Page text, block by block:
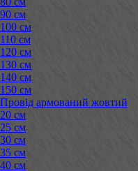
90 см
100 см
110 см
120 см
130 см
140 см
150 см
Провід армований жовтий
20 см
25 см
30 см
35 см
40 см